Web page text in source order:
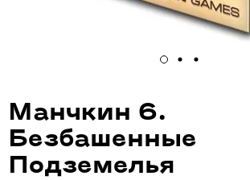
Манчкин 6.
Безбашенные
Подземелья